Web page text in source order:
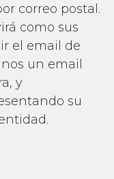
correo postal.
como sus
el email de
un email
y
su